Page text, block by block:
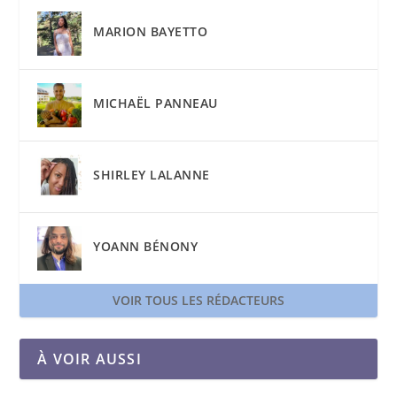
MARION BAYETTO
MICHAËL PANNEAU
SHIRLEY LALANNE
YOANN BÉNONY
VOIR TOUS LES RÉDACTEURS
À VOIR AUSSI